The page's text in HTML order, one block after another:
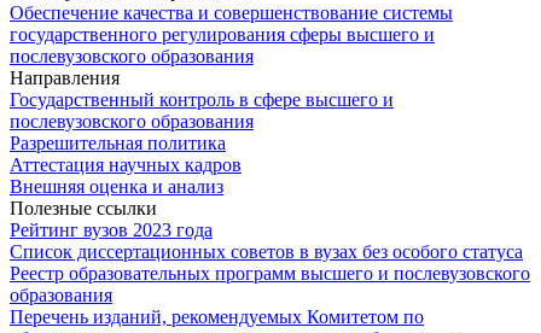
Обеспечение качества и совершенствование системы
государственного регулирования сферы высшего и
послевузовского образования
Направления
Государственный контроль в сфере высшего и
послевузовского образования
Разрешительная политика
Аттестация научных кадров
Внешняя оценка и анализ
Полезные ссылки
Рейтинг вузов 2023 года
Список диссертационных советов в вузах без особого статуса
Реестр образовательных программ высшего и послевузовского
образования
Перечень изданий, рекомендуемых Комитетом по